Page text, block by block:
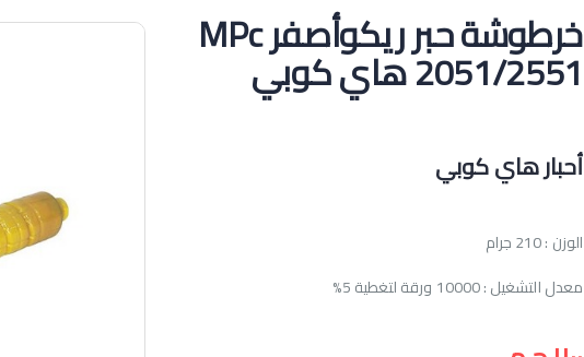
خرطوشة حبر ريكوأصفر MPc
2051/2551 هاي كوبي
أحبار هاي كوبي
الوزن : 210 جرام
معدل التشغيل : 10000 ورقة لتغطية 5%